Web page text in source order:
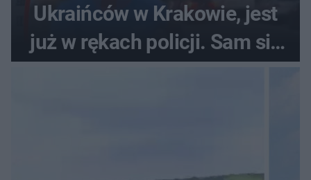
Ukraińców w Krakowie, jest
już w rękach policji. Sam się
zgłosił